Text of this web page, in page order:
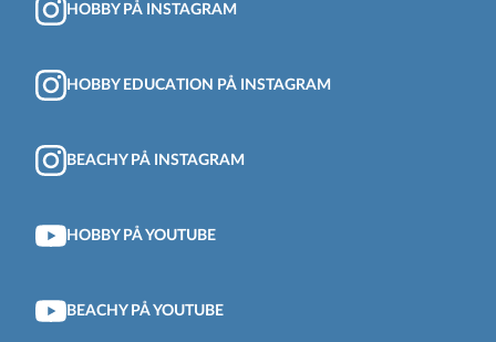
HOBBY PÅ INSTAGRAM
HOBBY EDUCATION PÅ INSTAGRAM
BEACHY PÅ INSTAGRAM
HOBBY PÅ YOUTUBE
BEACHY PÅ YOUTUBE